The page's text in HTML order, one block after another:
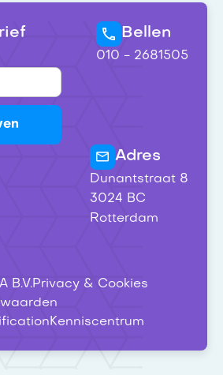
Bellen
010 - 2681505
Adres
Dunantstraat 8
3024 BC
Rotterdam
B.V.Privacy & Cookies
Kenniscentrum